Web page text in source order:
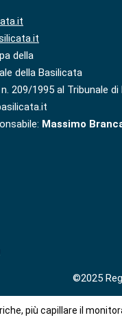
della
della Basilicata
209/1995 al Tribunale
Massimo
©2025
più capillare il